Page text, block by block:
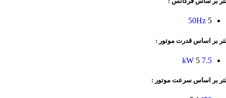
50Hz 5
بر اساس قدرت موتور :
7.5 kW
5
بر اساس سرعت موتور :